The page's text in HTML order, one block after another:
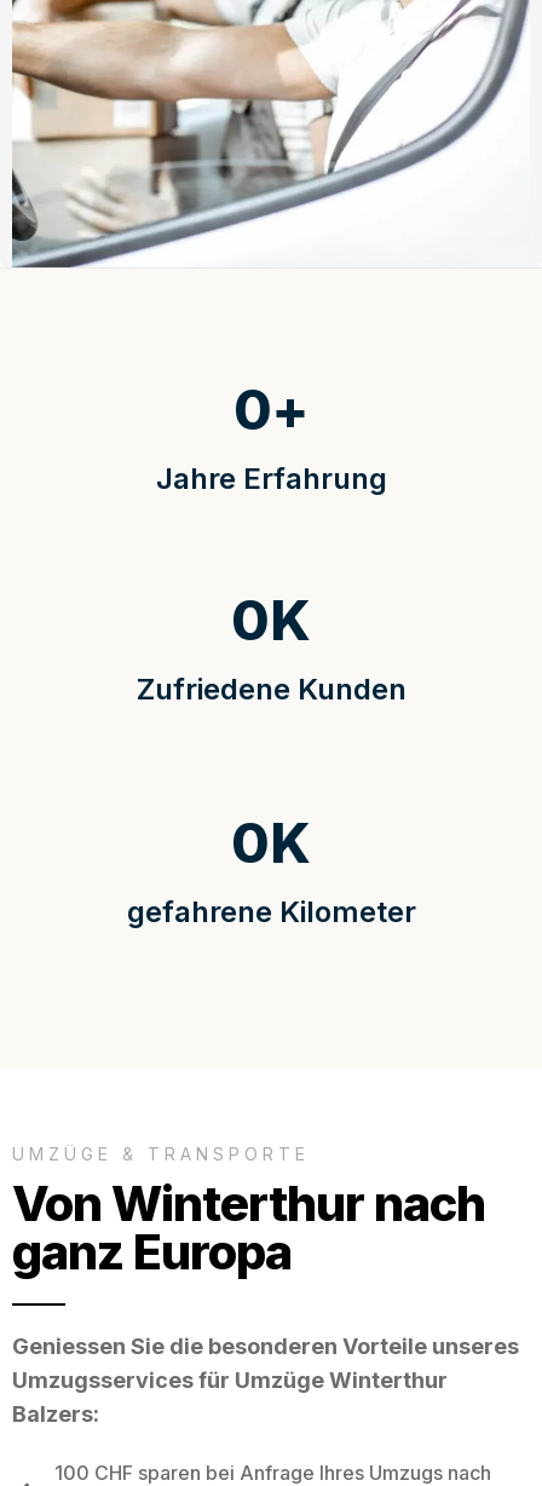
Jahre Erfahrung
0+
Zufriedene Kunden
0K
gefahrene Kilometer
0K
UMZÜGE & TRANSPORTE
Von Winterthur nach
ganz Europa
Geniessen Sie die besonderen Vorteile unseres
Umzugsservices für Umzüge Winterthur
Balzers:
100 CHF sparen bei Anfrage Ihres Umzugs nach